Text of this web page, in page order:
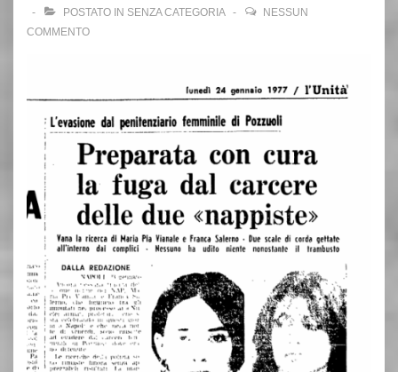
POSTATO IN SENZA CATEGORIA
NESSUN
COMMENTO